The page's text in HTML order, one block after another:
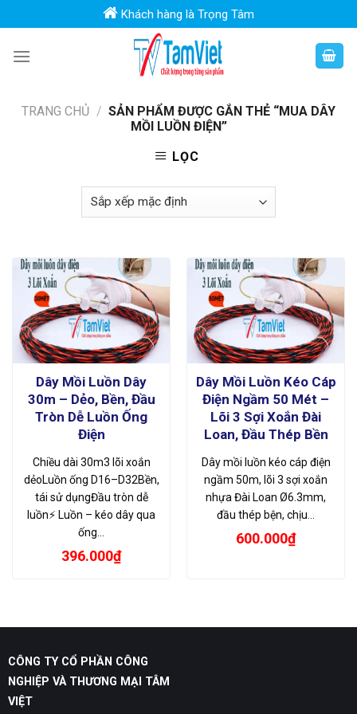
to
content
Khách hàng là Trọng Tâm
TRANG CHỦ / SẢN PHẨM ĐƯỢC GẮN THẺ “MUA DÂY
MỒI LUỒN ĐIỆN”
LỌC
Dây Mồi Luồn Dây
30m – Dẻo, Bền, Đầu
Tròn Dễ Luồn Ống
Điện
Chiều dài 30m3 lõi xoắn
dẻoLuồn ống D16–D32Bền,
tái sử dụngĐầu tròn dễ
luồn⚡ Luồn – kéo dây qua
ống…
396.000₫
Dây Mồi Luồn Kéo Cáp
Điện Ngầm 50 Mét –
Lõi 3 Sợi Xoắn Đài
Loan, Đầu Thép Bền
Dây mồi luồn kéo cáp điện
ngầm 50m, lõi 3 sợi xoắn
nhựa Đài Loan Ø6.3mm,
đầu thép bện, chịu…
600.000₫
CÔNG TY CỔ PHẦN CÔNG
NGHIỆP VÀ THƯƠNG MẠI TÂM
VIỆT